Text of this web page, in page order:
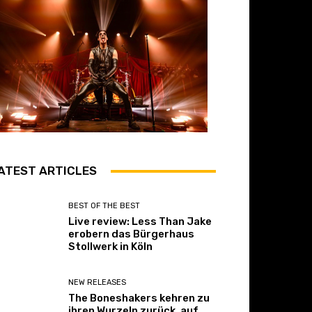
ARTICLES
BEST OF THE BEST
Live review: Less Than Jake
erobern das Bürgerhaus
Stollwerk in Köln
NEW RELEASES
The Boneshakers kehren zu